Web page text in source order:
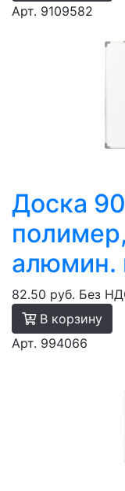
Арт. 9109582
Доска
алюмин.
82.50 руб. Без
В корзину
Арт. 994066